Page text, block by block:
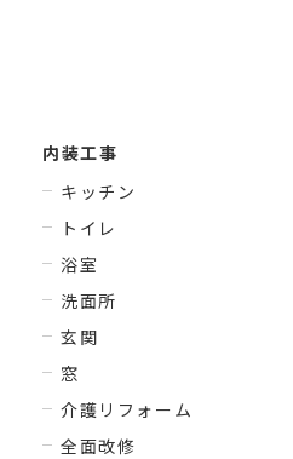
内装工事
キッチン
トイレ
浴室
洗面所
玄関
窓
介護リフォーム
全面改修